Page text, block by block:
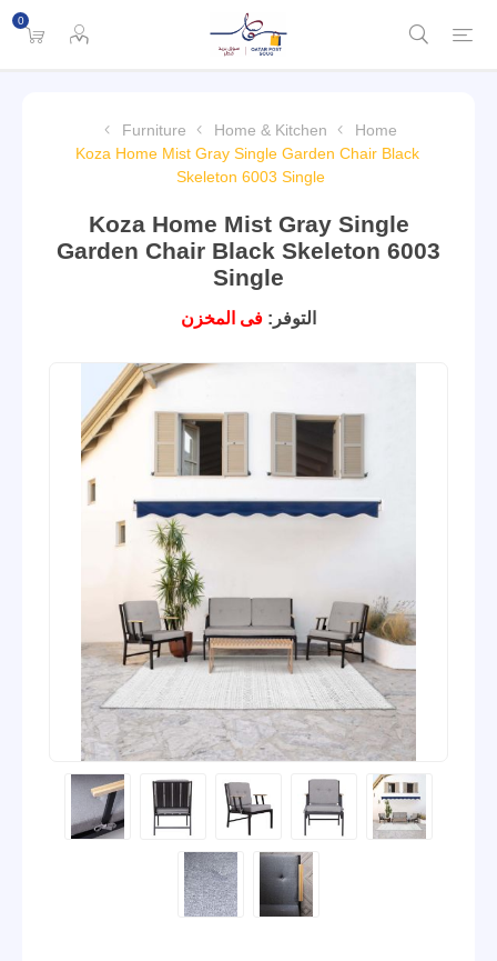
0
Home
Home & Kitchen
Furniture
Koza Home Mist Gray Single Garden Chair Black
Skeleton 6003 Single
Koza Home Mist Gray Single
Garden Chair Black Skeleton 6003
Single
التوفر: فى المخزن